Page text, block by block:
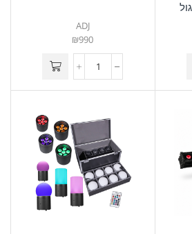
ADJ
₪990